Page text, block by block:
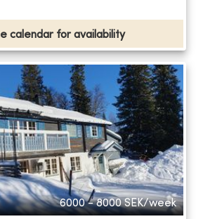
calendar for availability
6000 - 8000 SEK/week